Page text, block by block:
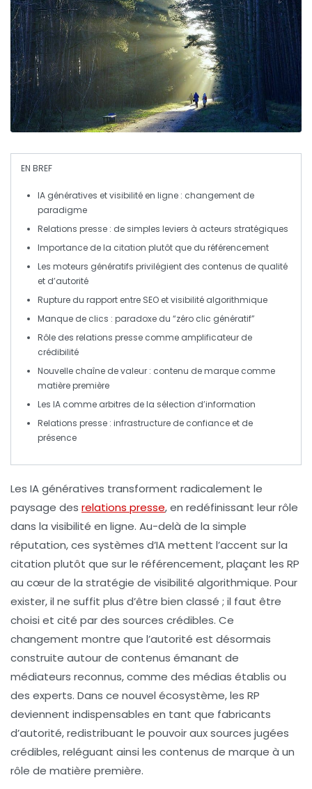
EN BREF
IA génératives et visibilité en ligne : changement de
paradigme
Relations presse : de simples leviers à acteurs stratégiques
Importance de la citation plutôt que du référencement
Les moteurs génératifs privilégient des contenus de qualité
et d’autorité
Rupture du rapport entre SEO et visibilité algorithmique
Manque de clics : paradoxe du “zéro clic génératif”
Rôle des relations presse comme amplificateur de
crédibilité
Nouvelle chaîne de valeur : contenu de marque comme
matière première
Les IA comme arbitres de la sélection d’information
Relations presse : infrastructure de confiance et de
présence
Les IA génératives transforment radicalement le
paysage des relations presse, en redéfinissant leur rôle
dans la visibilité en ligne. Au-delà de la simple
réputation, ces systèmes d’IA mettent l’accent sur la
citation plutôt que sur le référencement, plaçant les RP
au cœur de la stratégie de visibilité algorithmique. Pour
exister, il ne suffit plus d’être bien classé ; il faut être
choisi et cité par des sources crédibles. Ce
changement montre que l’autorité est désormais
construite autour de contenus émanant de
médiateurs reconnus, comme des médias établis ou
des experts. Dans ce nouvel écosystème, les RP
deviennent indispensables en tant que fabricants
d’autorité, redistribuant le pouvoir aux sources jugées
crédibles, reléguant ainsi les contenus de marque à un
rôle de matière première.